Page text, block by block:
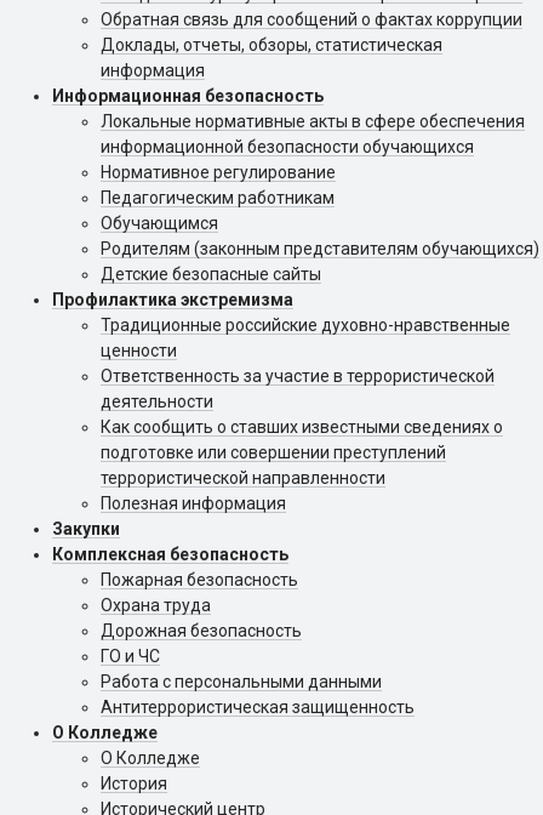
Обратная связь для сообщений о фактах коррупции
Доклады, отчеты, обзоры, статистическая
информация
Информационная безопасность
Локальные нормативные акты в сфере обеспечения
информационной безопасности обучающихся
Нормативное регулирование
Педагогическим работникам
Обучающимся
Родителям (законным представителям обучающихся)
Детские безопасные сайты
Профилактика экстремизма
Традиционные российские духовно-нравственные
ценности
Ответственность за участие в террористической
деятельности
Как сообщить о ставших известными сведениях о
подготовке или совершении преступлений
террористической направленности
Полезная информация
Закупки
Комплексная безопасность
Пожарная безопасность
Охрана труда
Дорожная безопасность
ГО и ЧС
Работа с персональными данными
Антитеррористическая защищенность
О Колледже
О Колледже
История
Исторический центр